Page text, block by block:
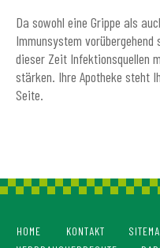
Da sowohl eine Grippe als
Immunsystem
dieser Zeit Infektionsquellen
stärken. Ihre Apotheke steht
Seite.
HOME KONTAKT